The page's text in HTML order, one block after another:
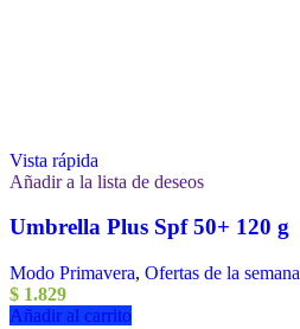
Vista rápida
Añadir a la lista de deseos
Umbrella Plus Spf 50+ 120 g
Modo Primavera, Ofertas de la semana
$ 1.829
Añadir al carrito